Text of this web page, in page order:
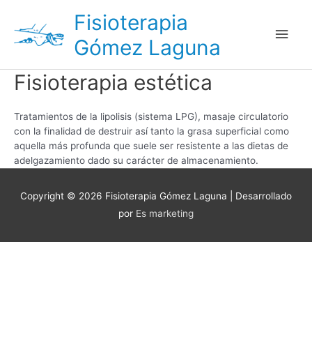
contenido
Fisioterapia
Gómez Laguna
Fisioterapia estética
Tratamientos de la lipolisis (sistema LPG), masaje circulatorio
con la finalidad de destruir así tanto la grasa superficial como
aquella más profunda que suele ser resistente a las dietas de
adelgazamiento dado su carácter de almacenamiento.
Copyright © 2026 Fisioterapia Gómez Laguna | Desarrollado
por Es marketing